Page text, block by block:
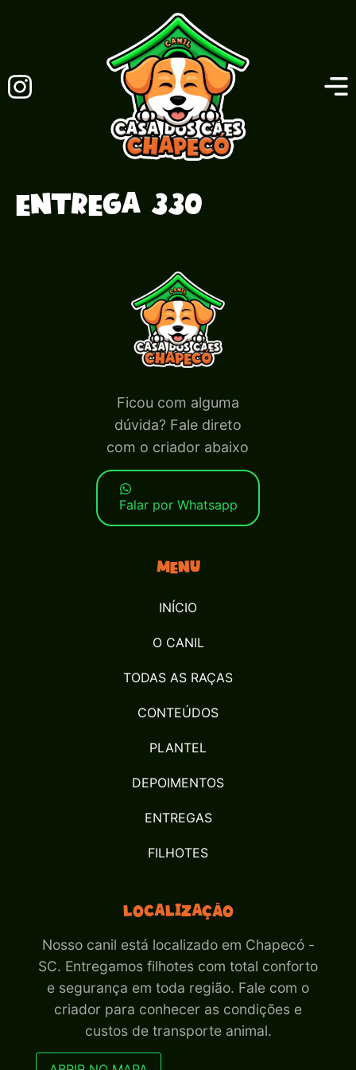
Entrega 330
Ficou com alguma
dúvida? Fale direto
com o criador abaixo
Falar por Whatsapp
Menu
INÍCIO
O CANIL
TODAS AS RAÇAS
CONTEÚDOS
PLANTEL
DEPOIMENTOS
ENTREGAS
FILHOTES
Localização
Nosso canil está localizado em Chapecó -
SC. Entregamos filhotes com total conforto
e segurança em toda região. Fale com o
criador para conhecer as condições e
custos de transporte animal.